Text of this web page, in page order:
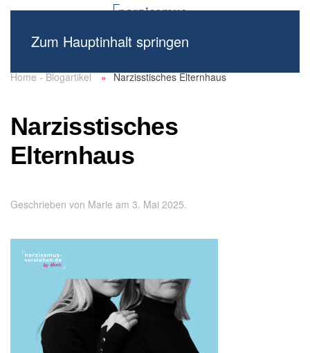
Zum Hauptinhalt springen
Home - Blogartikel Narzisstisches Elternhaus
Narzisstisches
Elternhaus
Geschrieben von Marie am 3. Mai 2025.